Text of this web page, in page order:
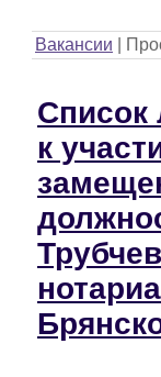
Вакансии
к